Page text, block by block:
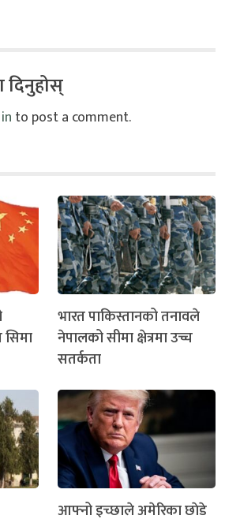
दिनुहोस्
to post a comment.
भारत पाकिस्तानको तनावले
नेपालको सीमा क्षेत्रमा उच्च
सतर्कता
आफ्नो इच्छाले अमेरिका छाेडे